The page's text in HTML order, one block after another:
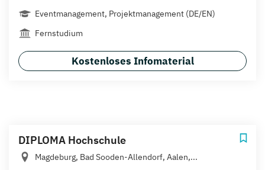
Eventmanagement, Projektmanagement (DE/EN)
Fernstudium
Kostenloses Infomaterial
DIPLOMA Hochschule
Magdeburg, Bad Sooden-Allendorf, Aalen,...